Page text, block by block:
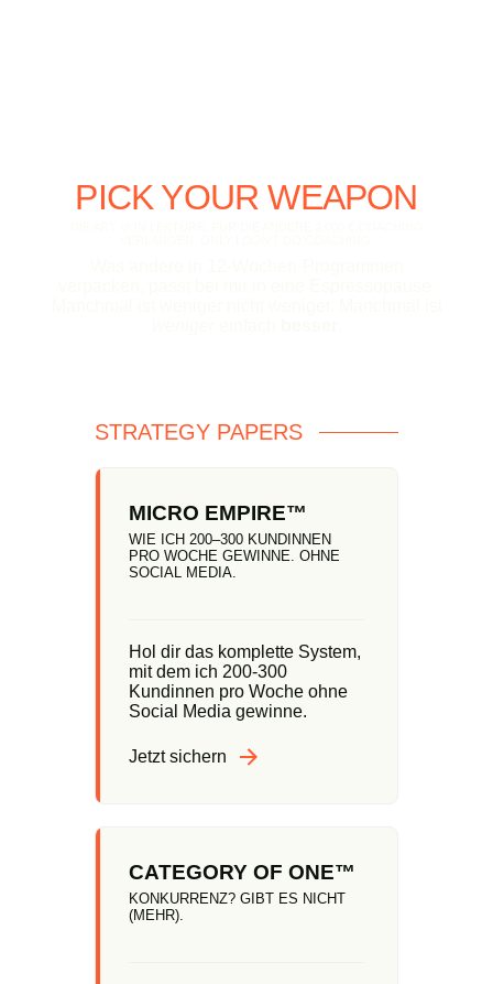
PICK YOUR WEAPON
STRATEGY PAPERS
MICRO EMPIRE™
WIE ICH 200–300 KUNDINNEN
PRO WOCHE GEWINNE. OHNE
SOCIAL MEDIA.
Hol dir das komplette System,
mit dem ich 200-300
Kundinnen pro Woche ohne
Social Media gewinne.
Jetzt sichern
CATEGORY OF ONE™
KONKURRENZ? GIBT ES NICHT
(MEHR).